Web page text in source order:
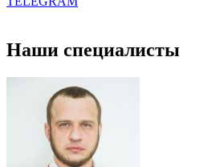
Наши специалисты